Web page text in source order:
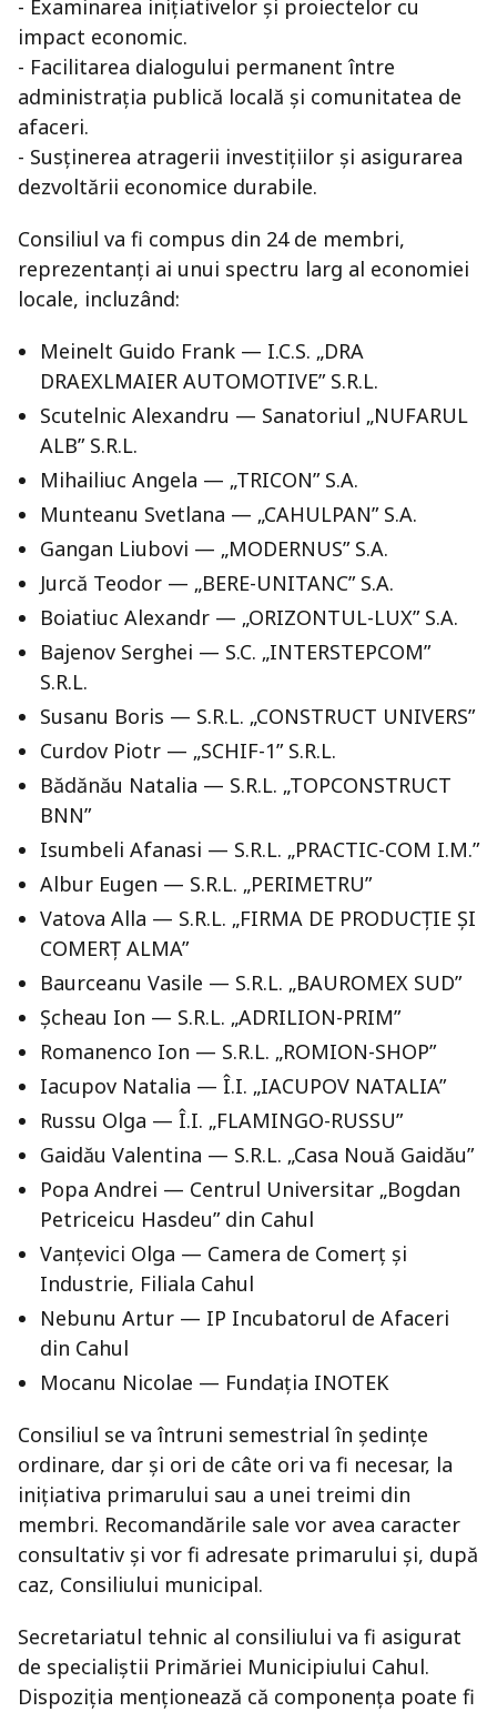
- Examinarea inițiativelor și proiectelor cu
impact economic.
- Facilitarea dialogului permanent între
administrația publică locală și comunitatea de
afaceri.
- Susținerea atragerii investițiilor și asigurarea
dezvoltării economice durabile.
Consiliul va fi compus din 24 de membri,
reprezentanți ai unui spectru larg al economiei
locale, incluzând:
Meinelt Guido Frank — I.C.S. „DRA
DRAEXLMAIER AUTOMOTIVE” S.R.L.
Scutelnic Alexandru — Sanatoriul „NUFARUL
ALB” S.R.L.
Mihailiuc Angela — „TRICON” S.A.
Munteanu Svetlana — „CAHULPAN” S.A.
Gangan Liubovi — „MODERNUS” S.A.
Jurcă Teodor — „BERE-UNITANC” S.A.
Boiatiuc Alexandr — „ORIZONTUL-LUX” S.A.
Bajenov Serghei — S.C. „INTERSTEPCOM”
S.R.L.
Susanu Boris — S.R.L. „CONSTRUCT UNIVERS”
Curdov Piotr — „SCHIF-1” S.R.L.
Bădănău Natalia — S.R.L. „TOPCONSTRUCT
BNN”
Isumbeli Afanasi — S.R.L. „PRACTIC-COM I.M.”
Albur Eugen — S.R.L. „PERIMETRU”
Vatova Alla — S.R.L. „FIRMA DE PRODUCȚIE ȘI
COMERȚ ALMA”
Baurceanu Vasile — S.R.L. „BAUROMEX SUD”
Șcheau Ion — S.R.L. „ADRILION-PRIM”
Romanenco Ion — S.R.L. „ROMION-SHOP”
Iacupov Natalia — Î.I. „IACUPOV NATALIA”
Russu Olga — Î.I. „FLAMINGO-RUSSU”
Gaidău Valentina — S.R.L. „Casa Nouă Gaidău”
Popa Andrei — Centrul Universitar „Bogdan
Petriceicu Hasdeu” din Cahul
Vanțevici Olga — Camera de Comerț și
Industrie, Filiala Cahul
Nebunu Artur — IP Incubatorul de Afaceri
din Cahul
Mocanu Nicolae — Fundația INOTEK
Consiliul se va întruni semestrial în ședințe
ordinare, dar și ori de câte ori va fi necesar, la
inițiativa primarului sau a unei treimi din
membri. Recomandările sale vor avea caracter
consultativ și vor fi adresate primarului și, după
caz, Consiliului municipal.
Secretariatul tehnic al consiliului va fi asigurat
de specialiștii Primăriei Municipiului Cahul.
Dispoziția menționează că componența poate fi